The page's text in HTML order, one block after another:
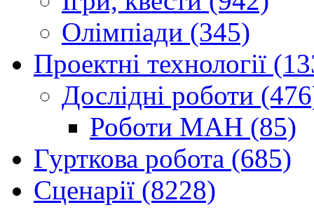
Олімпіади (345)
Проектні технології
Дослідні роботи
Роботи МАН (85)
Гурткова робота (685)
Сценарії (8228)